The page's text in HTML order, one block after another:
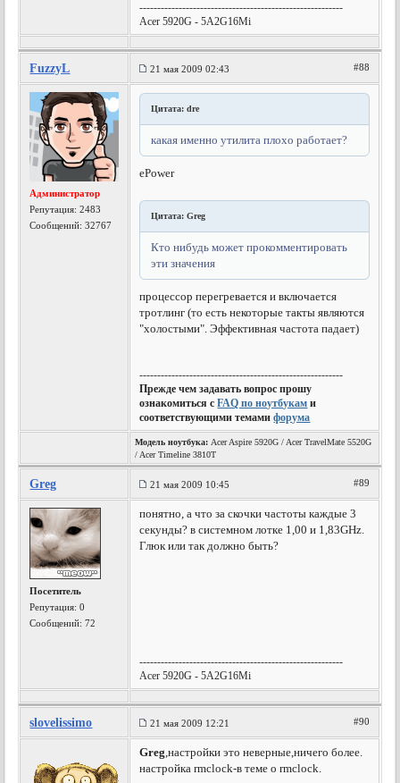
---------------------------------------------------------
Acer 5920G - 5A2G16Mi
FuzzyL 21 мая 2009 02:43 #88
Администратор
Репутация:2483
Сообщений: 32767
Цитата: dre
какая именно утилита плохо работает?
ePower
Цитата: Greg
Кто нибудь может прокомментировать
эти значения
процессор перегревается и включается
тротлинг (то есть некоторые такты являются
"холостыми". Эффективная частота падает)
---------------------------------------------------------
Прежде чем задавать вопрос прошу
ознакомиться сFAQ по ноутбукам и
соответствующими темамифорума
Модель ноутбука: Acer Aspire 5920G / Acer TravelMate 5520G
/ Acer Timeline 3810T
Greg 21 мая 2009 10:45 #89
Посетитель
Репутация:0
Сообщений: 72
понятно, а что за скочки частоты каждые 3
секунды? в системном лотке 1,00 и 1,83GHz.
Глюк или так должно быть?
---------------------------------------------------------
Acer 5920G - 5A2G16Mi
slovelissimo 21 мая 2009 12:21 #90
Greg,настройки это неверные,ничего более.
настройка rmclock-в теме о rmclock.